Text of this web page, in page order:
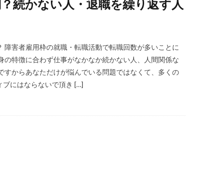
続かない人・退職を繰り返す人
害者雇用枠の就職・転職活動で転職回数が多いことに
特徴に合わず仕事がなかなか続かない人、人間関係な
からあなただけが悩んでいる問題ではなくて、多くの
にはならないで頂き […]